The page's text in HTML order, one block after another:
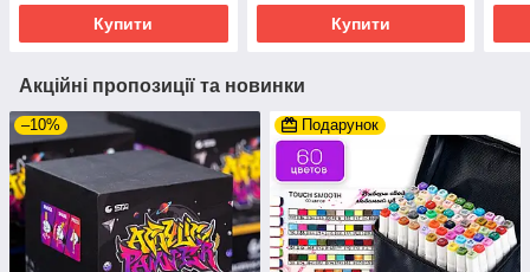
Купити Купити
Акційні пропозиції та новинки
–10% Подарунок